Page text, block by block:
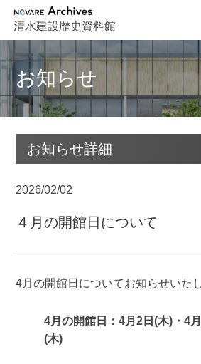
清水建設歴史資料館
お知らせ
お知らせ詳細
2026/02/02
４月の開館日について
4月の開館日についてお知らせいた
4月の開館日：4月2日(木)・4
(木)